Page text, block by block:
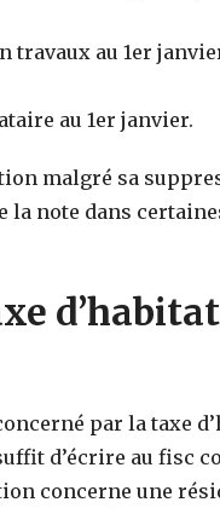
travaux au 1er
au 1er janvier.
malgré sa
la note dans
par la taxe
d’écrire au fisc
concerne une